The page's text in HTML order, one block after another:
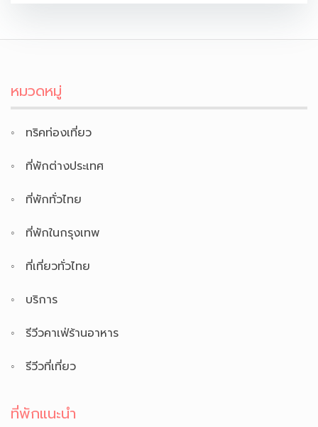
หมวดหมู่
ทริคท่องเที่ยว
ที่พักต่างประเทศ
ที่พักทั่วไทย
ที่พักในกรุงเทพ
ที่เที่ยวทั่วไทย
บริการ
รีวีวคาเฟ่ร้านอาหาร
รีวีวที่เที่ยว
ที่พักแนะนำ